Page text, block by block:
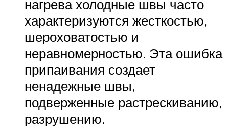
нагрева холодные швы часто
характеризуются жесткостью,
шероховатостью и
неравномерностью. Эта ошибка
припаивания создает
ненадежные швы,
подверженные растрескиванию,
разрушению.